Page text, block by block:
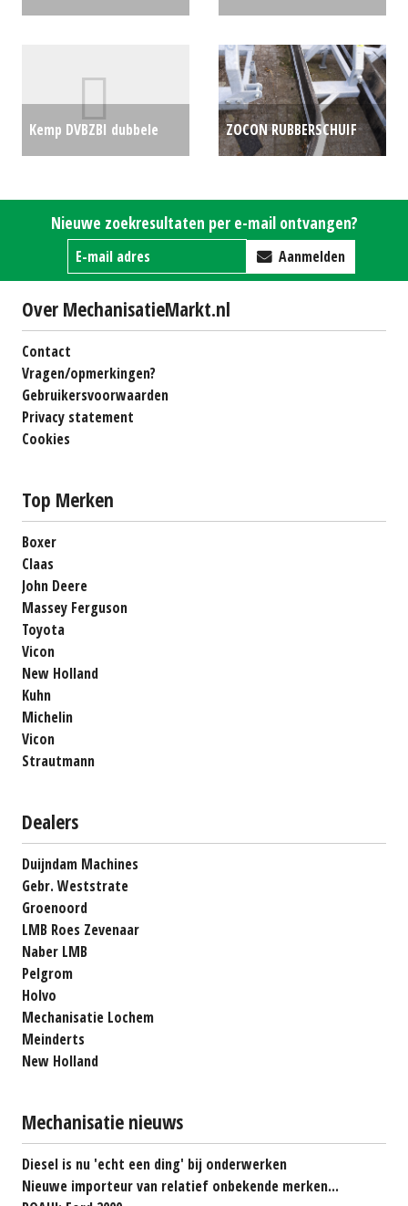
#19657
€0
Kemp DVBZBI dubbele
€1250
ZOCON RUBBERSCHUIF
Nieuwe zoekresultaten per e-mail ontvangen?
Aanmelden
Over MechanisatieMarkt.nl
Contact
Vragen/opmerkingen?
Gebruikersvoorwaarden
Privacy statement
Cookies
Top Merken
Boxer
Claas
John Deere
Massey Ferguson
Toyota
Vicon
New Holland
Kuhn
Michelin
Vicon
Strautmann
Dealers
Duijndam Machines
Gebr. Weststrate
Groenoord
LMB Roes Zevenaar
Naber LMB
Pelgrom
Holvo
Mechanisatie Lochem
Meinderts
New Holland
Mechanisatie nieuws
Diesel is nu 'echt een ding' bij onderwerken
Nieuwe importeur van relatief onbekende merken...